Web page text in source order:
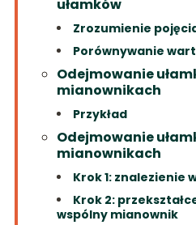
ułamków
Zrozumienie
Porównywanie
Odejmowanie
mianownikach
Przykład
Odejmowanie
mianownikach
Krok 1: znalezienie
Krok 2:
wspólny mianownik